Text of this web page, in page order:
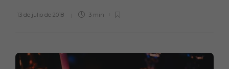
13 de julio de 2018 3 min